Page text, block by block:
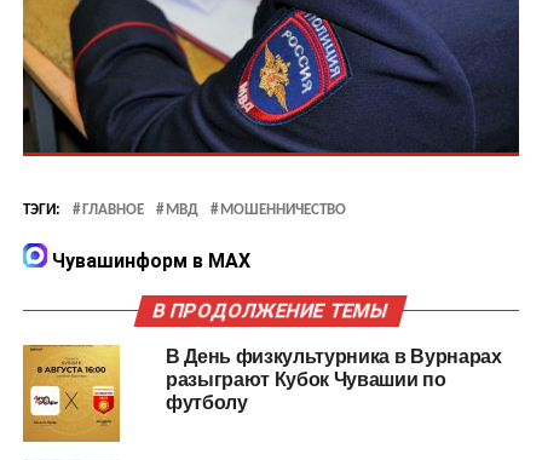
ТЭГИ: ГЛАВНОЕ МВД МОШЕННИЧЕСТВО
Чувашинформ в MAX
В ПРОДОЛЖЕНИЕ ТЕМЫ
В День физкультурника в Вурнарах
разыграют Кубок Чувашии по
футболу